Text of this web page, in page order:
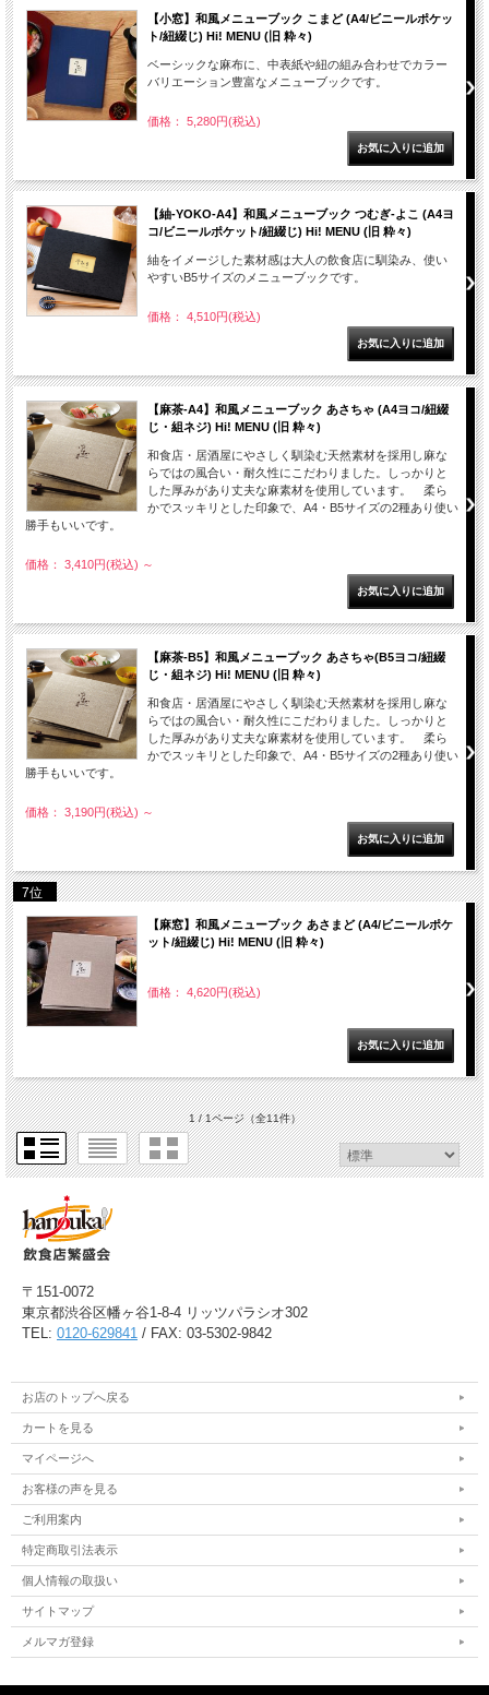
【小窓】和風メニューブック こまど (A4/ビニールポケッ
ト/紐綴じ) Hi! MENU (旧 粋々)
ベーシックな麻布に、中表紙や紐の組み合わせでカラー
バリエーション豊富なメニューブックです。
価格： 5,280円(税込)
【紬-YOKO-A4】和風メニューブック つむぎ-よこ (A4ヨ
コ/ビニールポケット/紐綴じ) Hi! MENU (旧 粋々)
紬をイメージした素材感は大人の飲食店に馴染み、使い
やすいB5サイズのメニューブックです。
価格： 4,510円(税込)
【麻茶-A4】和風メニューブック あさちゃ (A4ヨコ/紐綴
じ・組ネジ) Hi! MENU (旧 粋々)
和食店・居酒屋にやさしく馴染む天然素材を採用し麻な
らではの風合い・耐久性にこだわりました。しっかりと
した厚みがあり丈夫な麻素材を使用しています。 柔ら
かでスッキリとした印象で、A4・B5サイズの2種あり使い
勝手もいいです。
価格： 3,410円(税込) ～
【麻茶-B5】和風メニューブック あさちゃ(B5ヨコ/紐綴
じ・組ネジ) Hi! MENU (旧 粋々)
和食店・居酒屋にやさしく馴染む天然素材を採用し麻な
らではの風合い・耐久性にこだわりました。しっかりと
した厚みがあり丈夫な麻素材を使用しています。 柔ら
かでスッキリとした印象で、A4・B5サイズの2種あり使い
勝手もいいです。
価格： 3,190円(税込) ～
7位
【麻窓】和風メニューブック あさまど (A4/ビニールポケ
ット/紐綴じ) Hi! MENU (旧 粋々)
価格： 4,620円(税込)
1 / 1ページ（全11件）
〒151-0072
東京都渋谷区幡ヶ谷1-8-4 リッツパラシオ302
TEL: 0120-629841 / FAX: 03-5302-9842
お店のトップへ戻る
カートを見る
マイページへ
お客様の声を見る
ご利用案内
特定商取引法表示
個人情報の取扱い
サイトマップ
メルマガ登録